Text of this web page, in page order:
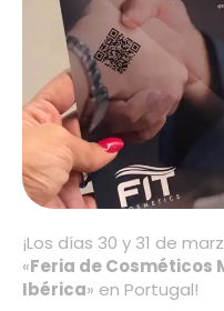
¡Los días 30 y 31 de
«Feria de Cosméticos
Ibérica» en Portugal!